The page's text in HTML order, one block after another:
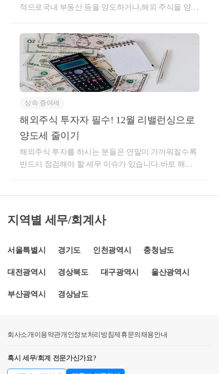
준①과세기준일(통상 12월 31일)한 종목의 보유주식
이상, 코스닥 상장종목은 2%이상 보유 한 경우▶과세
방식①적용세율:보유기간에 따라 20% 또는 25% 또는
30% 차등 적용합니다.②지방소득세:소득세의 10% 부
과해외주식 양도세 신고는?▶신고대상-1월1일~12월 3
1일 까지의 기간중 해외주식 매도, 양도차익이 발생한
경우▶신고기한-매년 05월1일 ~05월 31일까지 신고기
한 입니다.▶증권사에서도 신고대행 업무를 제공하므
로 해당기간에 증권사를 통해서 신고하셔도 됩니다.해
외주식 양도세 계산구조는?▶다음과 같습니다·양도차
250만원(기본공제)·해외주식 양도세=과세표준*세율(2
2%)▶신고누락 또는 납부지연시 아래와 같은 가산세
적용 하므로 2025.01.01이후에 배우자및 직계존비속에
상자산은 소득세법 개정(’24.12.)에 따라 ’27.1.1. 이후
에서 소득세법 개정안이 통과(2024.12월)되어 가상자
산소득 과세 시행이 2년 유예되었습니다)(소득세법 제
는 소득입니다.(소득세법 제21조제1항제27호)-가상자
고 이전될 수 있는 전자적 증표로 정의하면서 제외 대
적으로국내 부동산 등을 양도하거나,해외 주식을 양도
라,양도소득세 과세대상에는부동산, 국내 비상장주식,
해외주식, 파생상품, 신탁수익권 등그 종류가 다양하
게 존재합니다.국내 주식의 경우대주주 주식을 양도하
거나장외주식, 혹은 비상장주식을 양도할 때비상장주
식 평가 등을 통해양도소득세 및 증권거래세를 납부하
게 되어 있습니다.이때 세율은부동산 등을 양도할 때
과세하는 종합소득세율과는 차이가 있는데요.각 양도
자산에 따라세율이 어떻게 달라지는지 확인해보도록
도하는 경우기본적으로 종합소득세와 동일하게 '일반
세율'을 적용하게 됩니다.과세표준세율누진공제액1,4
00만원 이하6%-1,400만원 - 5,000만원 이하15%1,260,00
40,000원5억원 - 10억원 이하42%35,940,000원10억원 초
과45%65,940,000원이때 중과세율을 적용하게 되면 이
에서 10%가 추가 됩니다.2) 다주택자 중과 세율의 경우
에서 추가됩니다.세율을 계산하실 때 과세표준과 누진
면 됩니다.즉, 양도소득 3억원 인 경우3억 X 38% - 19,9
다.추가적으로미등기 양도자산의 경우 70%주택 / 분양
매도시 60%입니다.이러한 이유 때문에,주택 등은 2년
상속∙증여세
해외주식 투자자 필수! 12월 리밸런싱으로
양도세 줄이기
해외주식 투자를 하시는 분들은 연말이 가까워질수록
반드시 점검해야 할 세무 이슈가 있습니다.바로 해외
세 포함 22%)이 적용되기 때문에, 어떤 시점에 매도하
느냐에 따라 실제 세금이 크게 달라질 수 있습니다.오
으로 실무적으로 정리해 보겠습니다.해외주식은 ‘손익
월) 안에서 발생한 이익과 손실을 서로 통산할 수 있습
에서 300만 원 손실이 났다면 두 금액을 합쳐 과세 대
는 다음과 같습니다.전년도 손실은 올해 이익과 상쇄
다.따라서 연말에 손실을 현실화하지 않으면, 손실을
세금 절감에 전혀 활용할 수 없고 그대로 소멸됩니다.
지역별 세무/회계사
서울특별시 경기도 인천광역시 충청남도
대전광역시 경상북도 대구광역시 울산광역시
부산광역시 경상남도
회사소개 이용약관개인정보처리방침제휴문의 채용안내
혹시 세무/회계 전문가신가요?